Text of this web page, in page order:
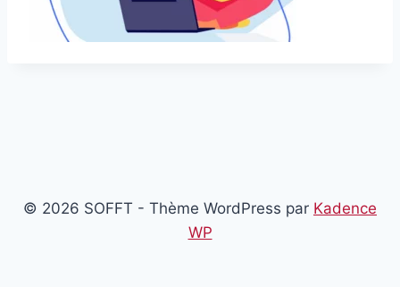
© 2026 SOFFT - Thème WordPress par Kadence
WP